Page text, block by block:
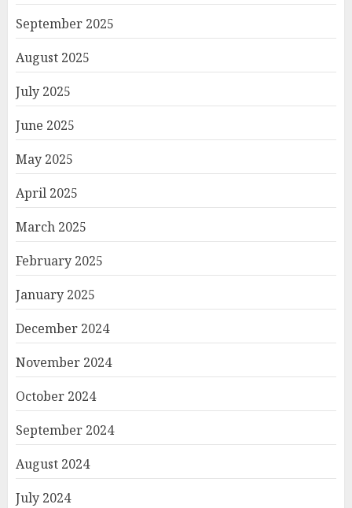
September 2025
August 2025
July 2025
June 2025
May 2025
April 2025
March 2025
February 2025
January 2025
December 2024
November 2024
October 2024
September 2024
August 2024
July 2024